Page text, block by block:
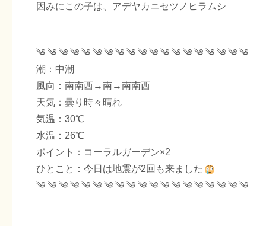
因みにこの子は、アデヤカニセツノヒラムシ
༄ ༄ ༄ ༄ ༄ ༄ ༄ ༄ ༄ ༄ ༄ ༄ ༄ ༄ ༄ ༄ ༄ ༄ ༄
潮：中潮
風向：南南西→南→南南西
天気：曇り時々晴れ
気温：30℃
水温：26℃
ポイント：コーラルガーデン×2
ひとこと：今日は地震が2回も来ました
༄ ༄ ༄ ༄ ༄ ༄ ༄ ༄ ༄ ༄ ༄ ༄ ༄ ༄ ༄ ༄ ༄ ༄ ༄